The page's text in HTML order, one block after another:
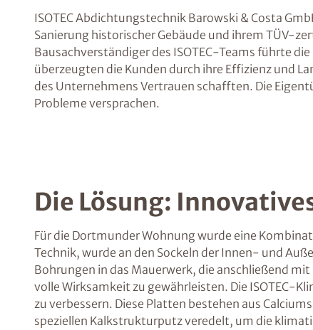
ISOTEC Abdichtungstechnik Barowski & Costa
Sanierung historischer Gebäude und ihrem TÜV-
Bausachverständiger des ISOTEC-Teams führte
überzeugten die Kunden durch ihre Effizienz und
des Unternehmens Vertrauen schafften. Die
Probleme versprachen.
Die Lösung:
Für die Dortmunder Wohnung wurde eine
Technik, wurde an den Sockeln der Innen- und
Bohrungen in das Mauerwerk, die anschließend
volle Wirksamkeit zu gewährleisten. Die ISOTEC-
zu verbessern. Diese Platten bestehen aus
speziellen Kalkstrukturputz veredelt, um die